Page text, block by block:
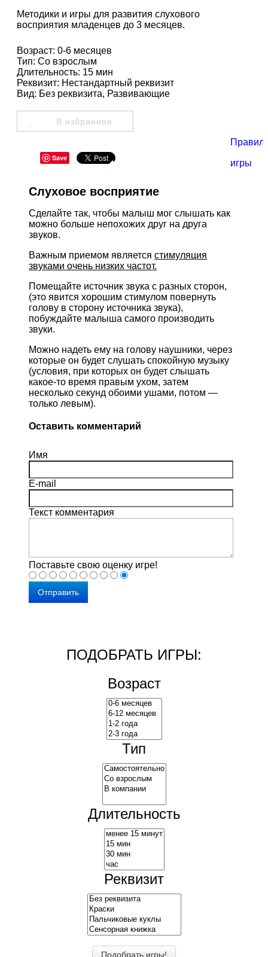
Методики и игры для развития слухового
восприятия младенцев до 3 месяцев.
Возраст: 0-6 месяцев
Тип: Со взрослым
Длительность: 15 мин
Реквизит: Нестандартный реквизит
Вид: Без реквизита, Развивающие
В избранное
игры
Save
Слуховое восприятие
Сделайте так, чтобы малыш мог слышать как
можно больше непохожих друг на друга
звуков.
Важным приемом является стимуляция
звуками очень низких частот.
Помещайте источник звука с разных сторон,
(это явится хорошим стимулом повернуть
голову в сторону источника звука),
побуждайте малыша самого производить
звуки.
Можно надеть ему на голову наушники, через
которые он будет слушать спокойную музыку
(условия, при которых он будет слышать
какое-то время правым ухом, затем
несколько секунд обоими ушами, потом —
только левым).
Оставить комментарий
Имя
E-mail
Текст комментария
Поставьте свою оценку игре!
Отправить
Copyright www.maxx-marketing.net
ПОДОБРАТЬ ИГРЫ:
Возраст
Тип
Длительность
Реквизит